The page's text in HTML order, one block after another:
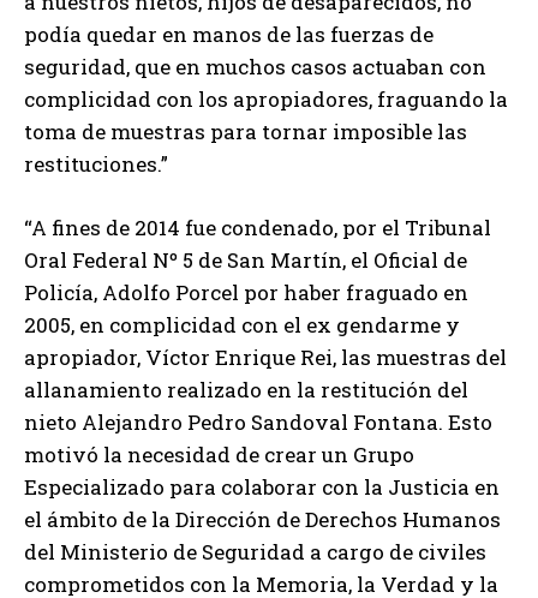
podía quedar en manos de las fuerzas de
seguridad, que en muchos casos actuaban con
complicidad con los apropiadores, fraguando la
toma de muestras para tornar imposible las
restituciones.”
“A fines de 2014 fue condenado, por el Tribunal
Oral Federal Nº 5 de San Martín, el Oficial de
Policía, Adolfo Porcel por haber fraguado en
2005, en complicidad con el ex gendarme y
apropiador, Víctor Enrique Rei, las muestras del
allanamiento realizado en la restitución del
nieto Alejandro Pedro Sandoval Fontana. Esto
motivó la necesidad de crear un Grupo
Especializado para colaborar con la Justicia en
el ámbito de la Dirección de Derechos Humanos
del Ministerio de Seguridad a cargo de civiles
comprometidos con la Memoria, la Verdad y la